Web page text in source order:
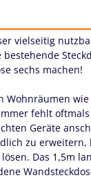
vielseitig
bestehende
sechs machen!
Wohnräumen
fehlt
Geräte
zu erweitern,
Das 1,5m